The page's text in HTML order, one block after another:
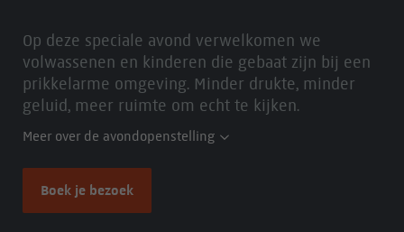
Op deze speciale avond verwelkomen we
volwassenen en kinderen die gebaat zijn bij een
prikkelarme omgeving. Minder drukte, minder
geluid, meer ruimte om echt te kijken.
Meer over de avondopenstelling
Boek je bezoek